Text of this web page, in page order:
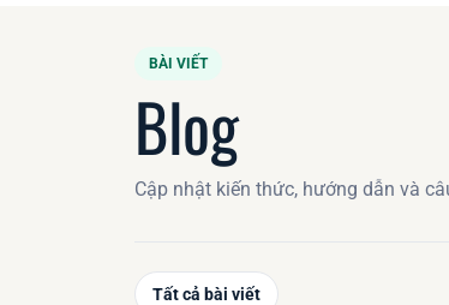
BÀI VIẾT
Blog
Cập nhật kiến thức, hướng dẫn và
Tất cả bài viết